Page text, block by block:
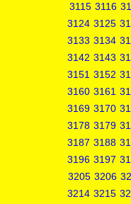
3115 3116
3124 3125
3133 3134
3142 3143
3151 3152
3160 3161
3169 3170
3178 3179
3187 3188
3196 3197
3205 3206
3214 3215